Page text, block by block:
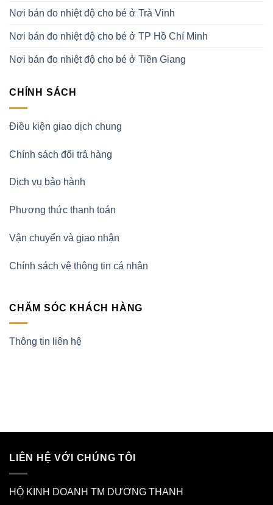
Nơi bán đo nhiệt độ cho bé ở Trà Vinh
Nơi bán đo nhiệt độ cho bé ở TP Hồ Chí Minh
Nơi bán đo nhiệt độ cho bé ở Tiền Giang
CHÍNH SÁCH
Điều kiện giao dịch chung
Chính sách đổi trả hàng
Dịch vụ bảo hành
Phương thức thanh toán
Vận chuyển và giao nhận
Chính sách vệ thông tin cá nhân
CHĂM SÓC KHÁCH HÀNG
Thông tin liên hệ
LIÊN HỆ VỚI CHÚNG TÔI
HỘ KINH DOANH TM DƯƠNG THANH